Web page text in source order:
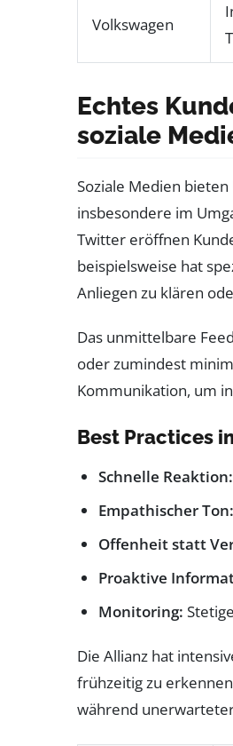
Volkswagen
Echtes
soziale
Soziale Medien
insbesondere im
Twitter eröffnen
beispielsweise hat
Anliegen zu klären
Das unmittelbare
oder zumindest
Kommunikation, um
Best Practices
Schnelle Reaktion:
Empathischer Ton:
Offenheit statt
Proaktive
Monitoring:
Die Allianz hat
frühzeitig zu
während